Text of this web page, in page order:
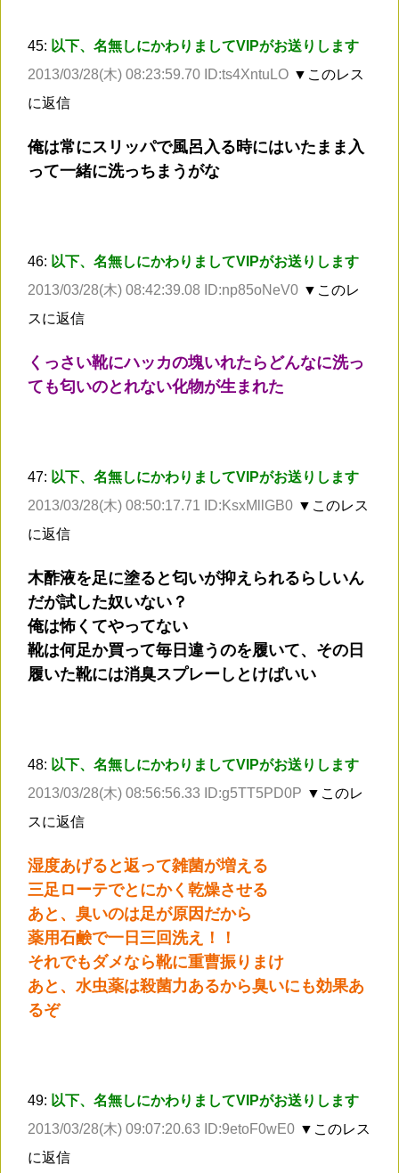
45: 以下、名無しにかわりましてVIPがお送りします
2013/03/28(木) 08:23:59.70 ID:ts4XntuLO ▼このレス
に返信
俺は常にスリッパで風呂入る時にはいたまま入
って一緒に洗っちまうがな
46: 以下、名無しにかわりましてVIPがお送りします
2013/03/28(木) 08:42:39.08 ID:np85oNeV0 ▼このレ
スに返信
くっさい靴にハッカの塊いれたらどんなに洗っ
ても匂いのとれない化物が生まれた
47: 以下、名無しにかわりましてVIPがお送りします
2013/03/28(木) 08:50:17.71 ID:KsxMllGB0 ▼このレス
に返信
木酢液を足に塗ると匂いが抑えられるらしいん
だが試した奴いない？
俺は怖くてやってない
靴は何足か買って毎日違うのを履いて、その日
履いた靴には消臭スプレーしとけばいい
48: 以下、名無しにかわりましてVIPがお送りします
2013/03/28(木) 08:56:56.33 ID:g5TT5PD0P ▼このレ
スに返信
湿度あげると返って雑菌が増える
三足ローテでとにかく乾燥させる
あと、臭いのは足が原因だから
薬用石鹸で一日三回洗え！！
それでもダメなら靴に重曹振りまけ
あと、水虫薬は殺菌力あるから臭いにも効果あ
るぞ
49: 以下、名無しにかわりましてVIPがお送りします
2013/03/28(木) 09:07:20.63 ID:9etoF0wE0 ▼このレス
に返信